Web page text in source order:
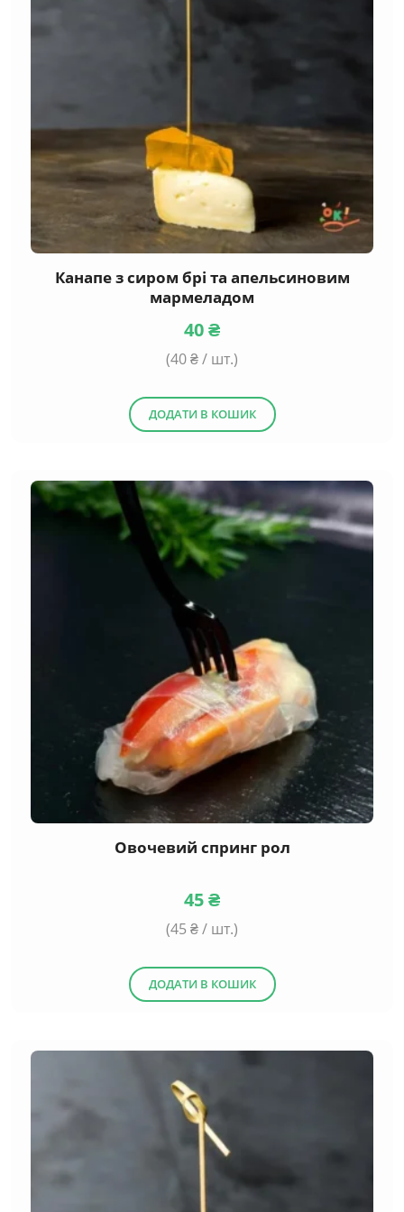
Канапе з сиром брі та апельсиновим
мармеладом
40₴
(40₴ / шт.)
ДОДАТИ В КОШИК
Овочевий спринг рол
45₴
(45₴ / шт.)
ДОДАТИ В КОШИК